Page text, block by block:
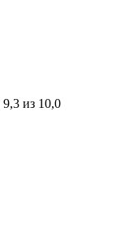
9,3 из 10,0